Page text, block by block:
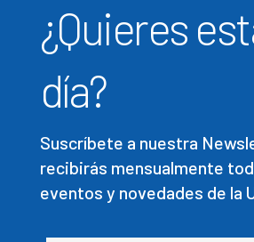
¿Quieres
día?
Suscríbete a nuestra
recibirás mensualmente
eventos y novedades de la